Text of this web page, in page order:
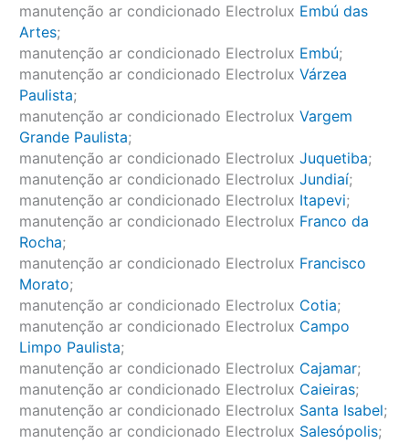
manutenção ar condicionado Electrolux Embú das
Artes;
manutenção ar condicionado Electrolux Embú;
manutenção ar condicionado Electrolux Várzea
Paulista;
manutenção ar condicionado Electrolux Vargem
Grande Paulista;
manutenção ar condicionado Electrolux Juquetiba;
manutenção ar condicionado Electrolux Jundiaí;
manutenção ar condicionado Electrolux Itapevi;
manutenção ar condicionado Electrolux Franco da
Rocha;
manutenção ar condicionado Electrolux Francisco
Morato;
manutenção ar condicionado Electrolux Cotia;
manutenção ar condicionado Electrolux Campo
Limpo Paulista;
manutenção ar condicionado Electrolux Cajamar;
manutenção ar condicionado Electrolux Caieiras;
manutenção ar condicionado Electrolux Santa Isabel;
manutenção ar condicionado Electrolux Salesópolis;